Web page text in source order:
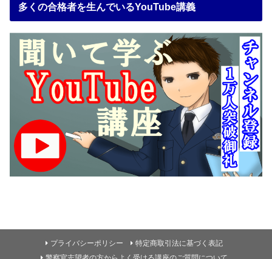
多くの合格者を生んでいるYouTube講義
プライバシーポリシー
特定商取引法に基づく表記